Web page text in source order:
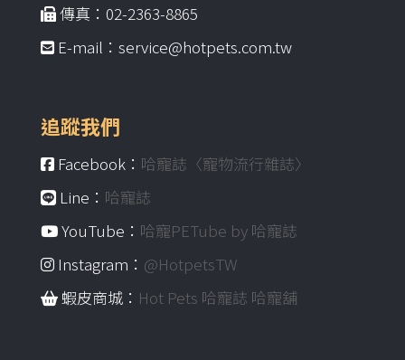
傳真：02-2363-8865
E-mail：service@hotpets.com.tw
追蹤我們
Facebook： 哈寵誌〈寵物流行雜誌〉
Line： 哈寵誌
YouTube： 哈寵PETube by 哈寵誌
Instagram： @HotpetsTW
蝦皮商城： Hot Pets 哈寵誌 哈寵舖